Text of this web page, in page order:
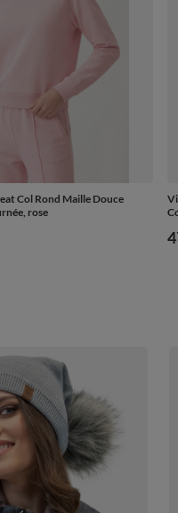
Col Rond Maille Douce
rose